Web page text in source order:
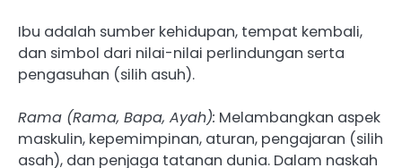
Ibu adalah sumber kehidupan, tempat kembali,
dan simbol dari nilai-nilai perlindungan serta
pengasuhan (silih asuh).
Rama (Rama, Bapa, Ayah): Melambangkan aspek
maskulin, kepemimpinan, aturan, pengajaran (silih
asah), dan penjaga tatanan dunia. Dalam naskah